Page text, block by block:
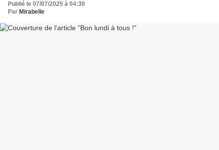
Publié le 07/07/2025 à 04:30
Par Mirabelle